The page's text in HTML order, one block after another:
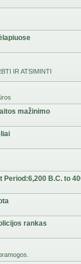
IR ATSIMINTI
mažinimo
B.C. to
rankas